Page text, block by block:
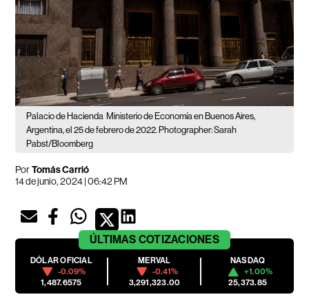
Palacio de Hacienda Ministerio de Economía en Buenos Aires,
Argentina, el 25 de febrero de 2022. Photographer: Sarah
Pabst/Bloomberg
PorTomás Carrió
14 de junio, 2024 | 06:42 PM
ÚLTIMAS COTIZACIONES
DÓLAR OFICIAL
-0.09%
1,487.6575
MERVAL
-0.41%
3,291,323.00
NASDAQ
+1.00%
25,373.85